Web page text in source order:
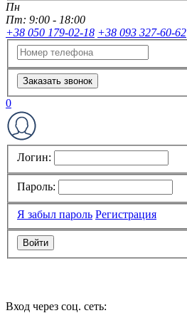
Пн
Пт: 9:00 - 18:00
+38 050 179-02-18 +38 093 327-60-62
Заказать звонок
0
Логин:
Пароль:
Я забыл пароль Регистрация
Вход через соц. сеть: